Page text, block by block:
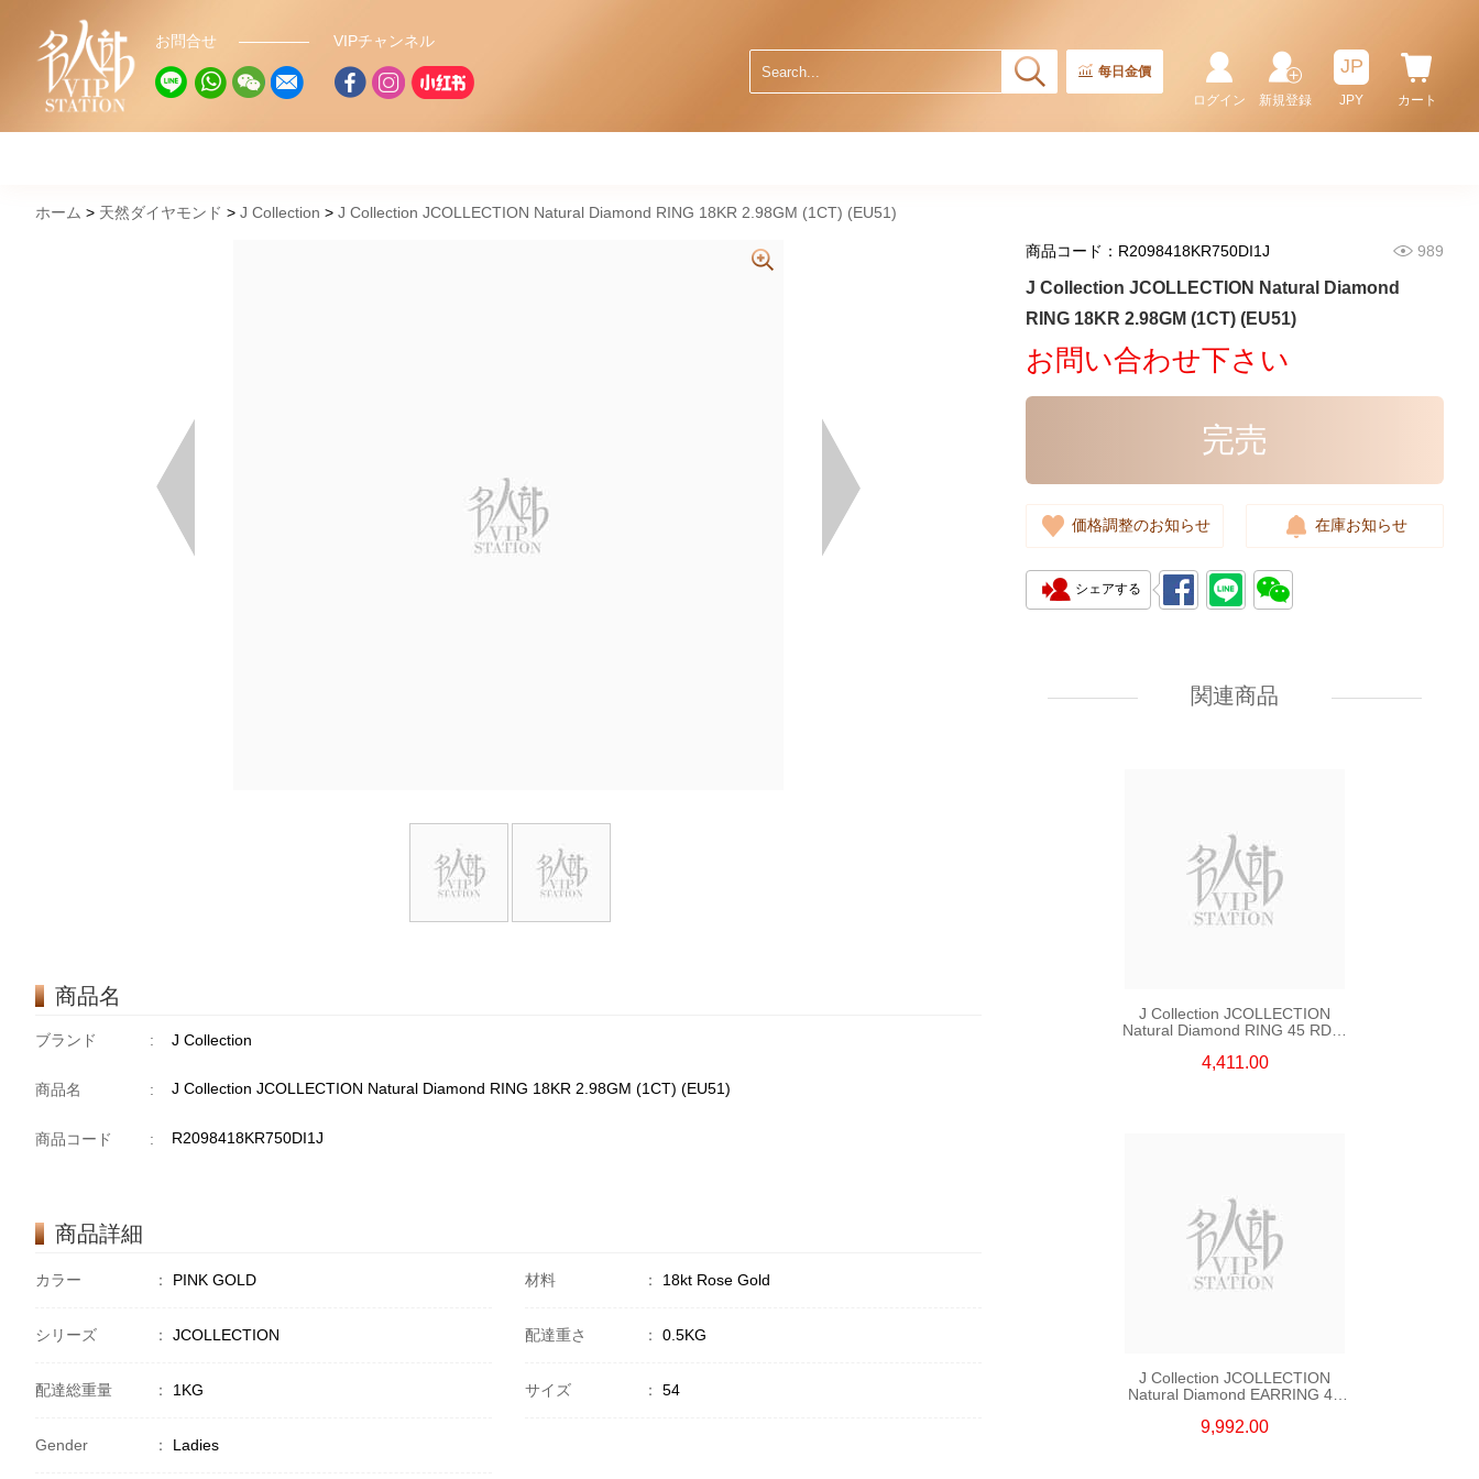
お問合せ VIPチャンネル
每日金價
カート
JP
JPY
新規登録
ログイン
ホーム 天然ダイヤモンド J Collection J Collection JCOLLECTION Natural Diamond RING 18KR 2.98GM (1CT) (EU51)
商品名
ブランド : J Collection
商品名 : J Collection JCOLLECTION Natural Diamond RING 18KR 2.98GM (1CT) (EU51)
商品コード : R2098418KR750DI1J
商品詳細
カラー ： PINK GOLD 材料 ： 18kt Rose Gold
シリーズ ： JCOLLECTION 配達重さ ： 0.5KG
配達総重量 ： 1KG サイズ ： 54
Gender ： Ladies
商品コード：R2098418KR750DI1J 989
J Collection JCOLLECTION Natural Diamond
RING 18KR 2.98GM (1CT) (EU51)
お問い合わせ下さい
完売
価格調整のお知らせ 在庫お知らせ
シェアする
関連商品
J Collection JCOLLECTION
W/DIAMOND 17 RDDI 0.32
W/DIAMOND 18KW 4.50 GM
(Head 6.5mm)
3,764.00
J Collection JCOLLECTION
Natural Diamond RING 45 RDDI
4,411.00
J Collection JCOLLECTION
Natural Diamond EARRING 42
9,992.00